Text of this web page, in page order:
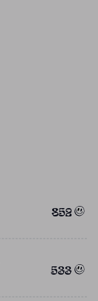
852
533